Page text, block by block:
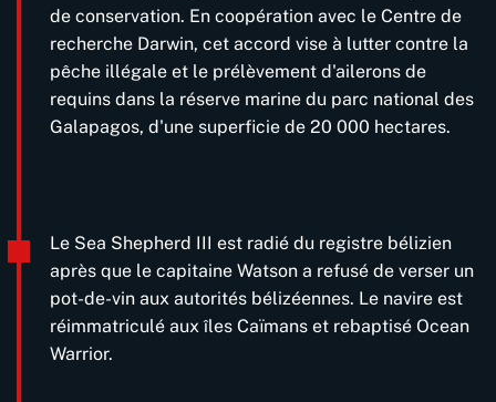
de conservation. En coopération avec le Centre de
recherche Darwin, cet accord vise à lutter contre la
pêche illégale et le prélèvement d'ailerons de
requins dans la réserve marine du parc national des
Galapagos, d'une superficie de 20 000 hectares.
Le Sea Shepherd III est radié du registre bélizien
après que le capitaine Watson a refusé de verser un
pot-de-vin aux autorités bélizéennes. Le navire est
réimmatriculé aux îles Caïmans et rebaptisé Ocean
Warrior.